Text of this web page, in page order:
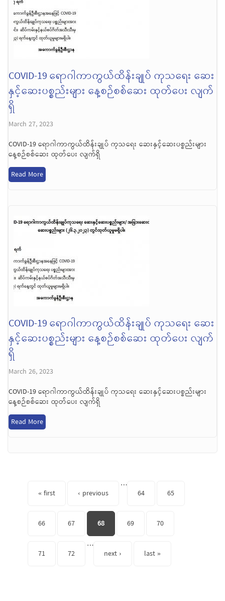
COVID-19 ရောဂါကာကွယ်ထိန်းချုပ် ကုသရေး ဆေး
နှင့်ဆေးပစ္စည်းများ နေ့စဉ်စစ်ဆေး ထုတ်ပေး လျက်
ရှိ
March 27, 2023
COVID-19 ရောဂါကာကွယ်ထိန်းချုပ် ကုသရေး ဆေးနှင့်ဆေးပစ္စည်းများ
နေ့စဉ်စစ်ဆေး ထုတ်ပေး လျက်ရှိ
Read More
COVID-19 ရောဂါကာကွယ်ထိန်းချုပ် ကုသရေး ဆေး
နှင့်ဆေးပစ္စည်းများ နေ့စဉ်စစ်ဆေး ထုတ်ပေး လျက်
ရှိ
March 26, 2023
COVID-19 ရောဂါကာကွယ်ထိန်းချုပ် ကုသရေး ဆေးနှင့်ဆေးပစ္စည်းများ
နေ့စဉ်စစ်ဆေး ထုတ်ပေး လျက်ရှိ
Read More
« first ‹ previous
…
64
65
66 67 68 69 70
71 72
…
next ›
last »